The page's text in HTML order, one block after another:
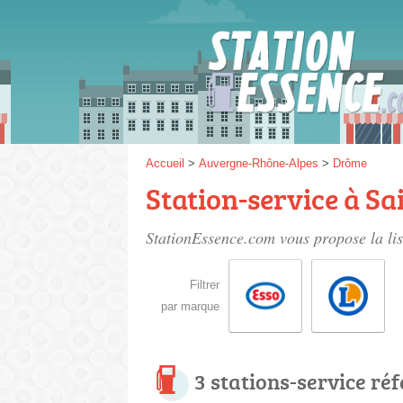
Accueil > Auvergne-Rhône-Alpes > Drôme
Station-service à
StationEssence.com vous propose la
Filtrer
par marque
3 stations-service
SP
SP